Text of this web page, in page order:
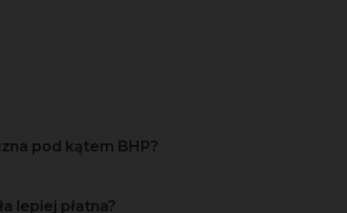
pod kątem BHP?
lepiej płatna?